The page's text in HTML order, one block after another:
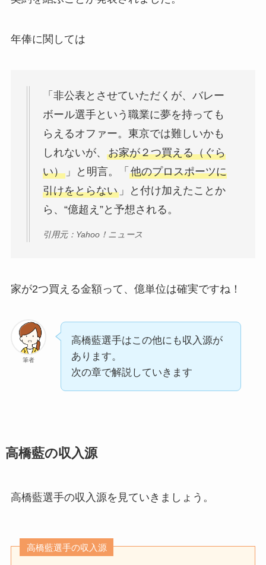
年俸に関しては
「非公表とさせていただくが、バレー
ボール選手という職業に夢を持っても
らえるオファー。東京では難しいかも
しれないが、 お家が２つ買える（ぐら
い）」と明言。「 他のプロスポーツに
引けをとらない」と付け加えたことか
ら、“億超え”と予想される。
引用元：Yahoo！ニュース
家が2つ買える金額って、億単位は確実ですね！
筆者
高橋藍選手はこの他にも収入源が
あります。
次の章で解説していきます
高橋藍の収入源
高橋藍選手の収入源を見ていきましょう。
高橋藍選手の収入源